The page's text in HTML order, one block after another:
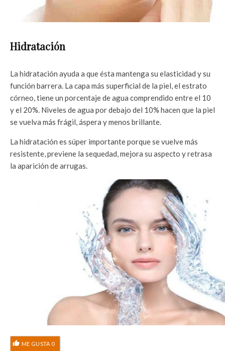
Hidratación
La hidratación ayuda a que ésta mantenga su elasticidad y su
función barrera. La capa más superficial de la piel, el estrato
córneo, tiene un porcentaje de agua comprendido entre el 10
y el 20%. Niveles de agua por debajo del 10% hacen que la piel
se vuelva más frágil, áspera y menos brillante.
La hidratación es súper importante porque se vuelve más
resistente, previene la sequedad, mejora su aspecto y retrasa
la aparición de arrugas.
ME GUSTA 0